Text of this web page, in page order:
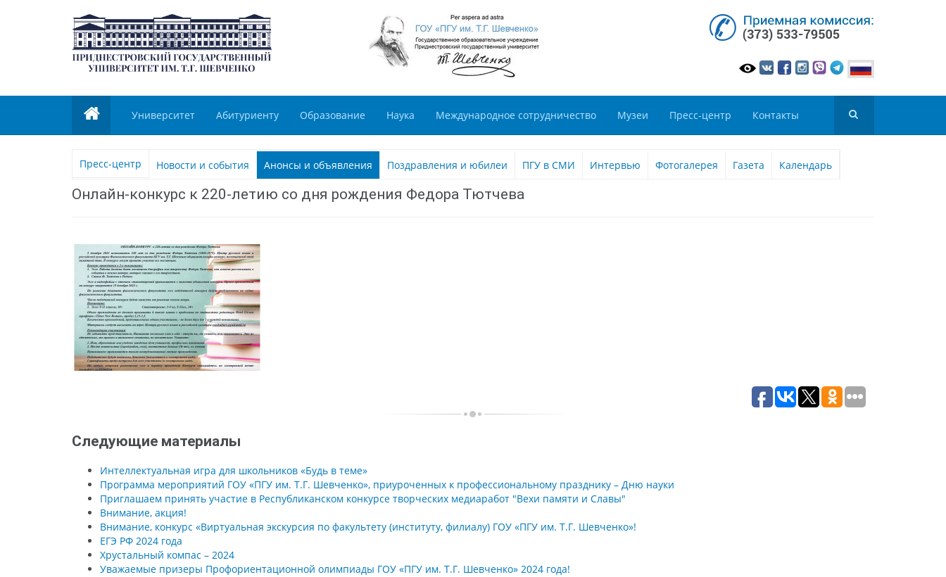
Университет Абитуриенту Образование Наука Международное сотрудничество Музеи Пресс-центр Контакты
Пресс-центр Новости и события Анонсы и объявления Поздравления и юбилеи ПГУ в СМИ Интервью Фотогалерея Газета Календарь
Онлайн-конкурс к 220-летию со дня рождения Федора Тютчева
Следующие материалы
Интеллектуальная игра для школьников «Будь в теме»
Программа мероприятий ГОУ «ПГУ им. Т.Г. Шевченко», приуроченных к профессиональному празднику – Дню науки
Приглашаем принять участие в Республиканском конкурсе творческих медиаработ "Вехи памяти и Славы"
Внимание, акция!
Внимание, конкурс «Виртуальная экскурсия по факультету (институту, филиалу) ГОУ «ПГУ им. Т.Г. Шевченко»!
ЕГЭ РФ 2024 года
Хрустальный компас – 2024
Уважаемые призеры Профориентационной олимпиады ГОУ «ПГУ им. Т.Г. Шевченко» 2024 года!